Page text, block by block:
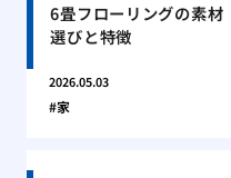
6畳フローリングの素材
選びと特徴
2026.05.03
家